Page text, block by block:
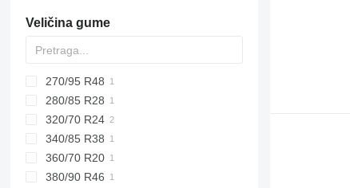
Veličina gume
270/95 R48
280/85 R28
320/70 R24
340/85 R38
360/70 R20
380/90 R46